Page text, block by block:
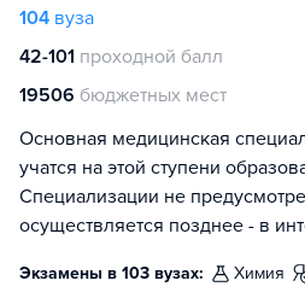
104 вуза
42-101 проходной балл
19506 бюджетных мест
Основная медицинская
учатся на этой ступени
Специализации не
осуществляется позднее - в
Экзамены в 103 вузах: химия